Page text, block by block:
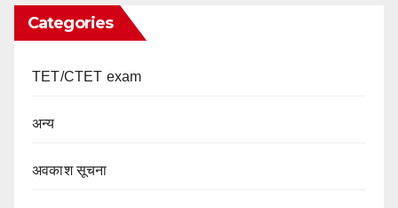
Categories
TET/CTET exam
अन्य
अवकाश सूचना